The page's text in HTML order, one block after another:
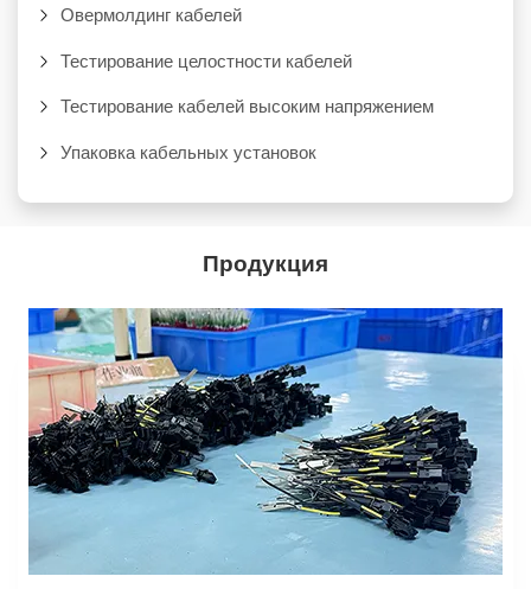
Овермолдинг кабелей
Тестирование целостности кабелей
Тестирование кабелей высоким напряжением
Упаковка кабельных установок
Продукция